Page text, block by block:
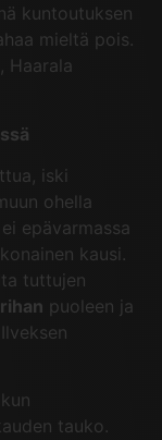
kuntoutuksen
mieltä pois.
Haarala
iski
ohella
epävarmassa
kausi.
tuttujen
puoleen ja
tauko.